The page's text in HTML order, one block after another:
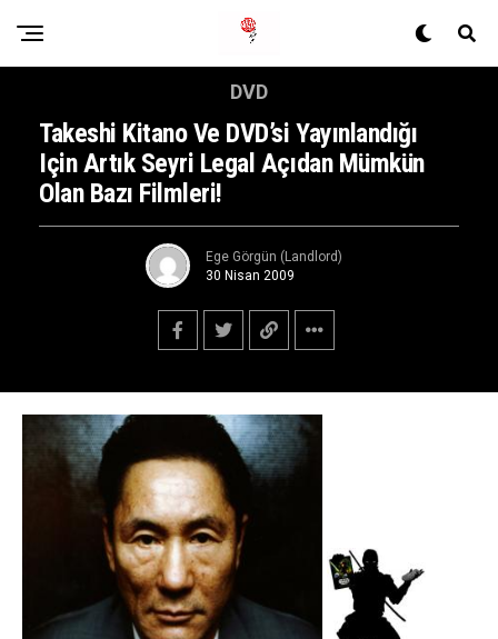
DVD
Takeshi Kitano Ve DVD’si Yayınlandığı
Için Artık Seyri Legal Açıdan Mümkün
Olan Bazı Filmleri!
Ege Görgün (Landlord)
30 Nisan 2009